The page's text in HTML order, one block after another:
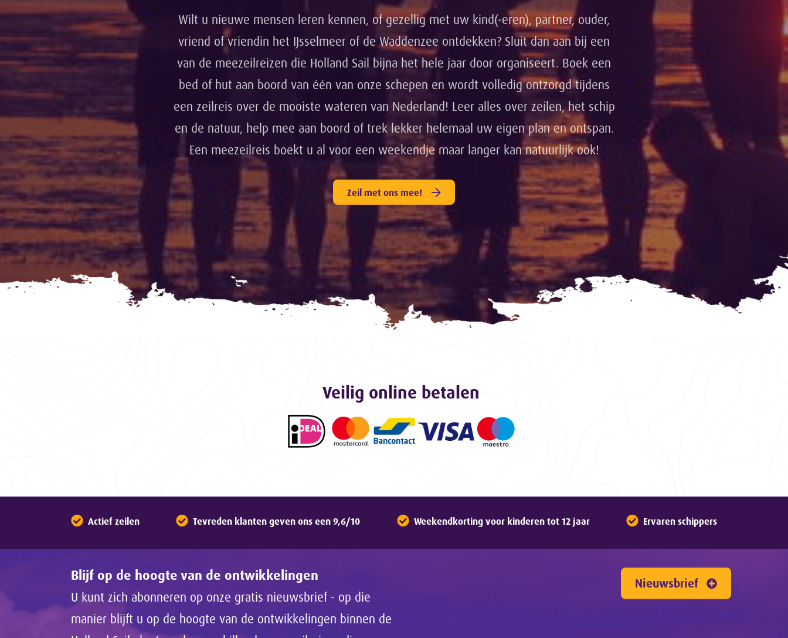
Wilt u nieuwe mensen leren kennen, of gezellig met uw kind(-eren), partner, ouder,
vriend of vriendin het IJsselmeer of de Waddenzee ontdekken? Sluit dan aan bij een
van de meezeilreizen die Holland Sail bijna het hele jaar door organiseert. Boek een
bed of hut aan boord van één van onze schepen en wordt volledig ontzorgd tijdens
een zeilreis over de mooiste wateren van Nederland! Leer alles over zeilen, het schip
en de natuur, help mee aan boord of trek lekker helemaal uw eigen plan en ontspan.
Een meezeilreis boekt u al voor een weekendje maar langer kan natuurlijk ook!
Zeil met ons mee!
Veilig online betalen
Actief zeilen Tevreden klanten geven ons een 9,6/10 Weekendkorting voor kinderen tot 12 jaar Ervaren schippers
Blijf op de hoogte van de ontwikkelingen
U kunt zich abonneren op onze gratis nieuwsbrief - op die
manier blijft u op de hoogte van de ontwikkelingen binnen de
Nieuwsbrief